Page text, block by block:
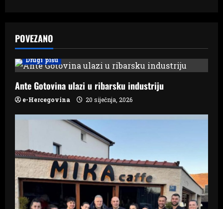
a
v
i
g
a
i
o
n
POVEZANO
Drugi pišu
Ante Gotovina ulazi u ribarsku industriju
e-Hercegovina 20 siječnja, 2026